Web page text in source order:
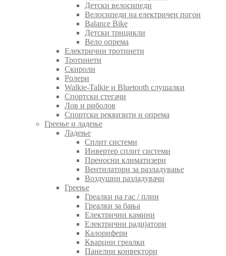
Детски велосипеди
Велосипеди на електричен погон
Balance Bike
Детски трицикли
Вело опрема
Електрични тротинети
Тротинети
Скироли
Ролери
Walkie-Talkie и Bluetooth слушалки
Спортски стегачи
Лов и риболов
Спортски реквизити и опрема
Греење и ладење
Ладење
Сплит системи
Инвертер сплит системи
Преносни климатизери
Вентилатори за разладување
Воздушни разладувачи
Греење
Греалки на гас / плин
Греалки за бања
Електрични камини
Електрични радијатори
Калорифери
Кварцни греалки
Панелни конвектори